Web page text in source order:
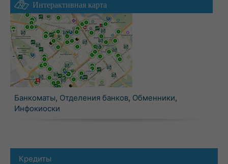
Интерактивная карта
Банкоматы, Отделения банков, Обменники,
Инфокиоски
Кредиты